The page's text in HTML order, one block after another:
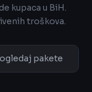
kupaca u BiH.
troškova.
pakete